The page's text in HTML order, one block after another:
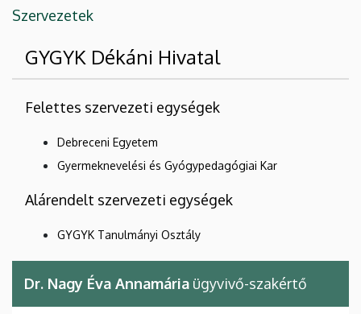
Szervezetek
GYGYK Dékáni Hivatal
Felettes szervezeti egységek
Debreceni Egyetem
Gyermeknevelési és Gyógypedagógiai Kar
Alárendelt szervezeti egységek
GYGYK Tanulmányi Osztály
Dr. Nagy Éva Annamária ügyvivő-szakértő